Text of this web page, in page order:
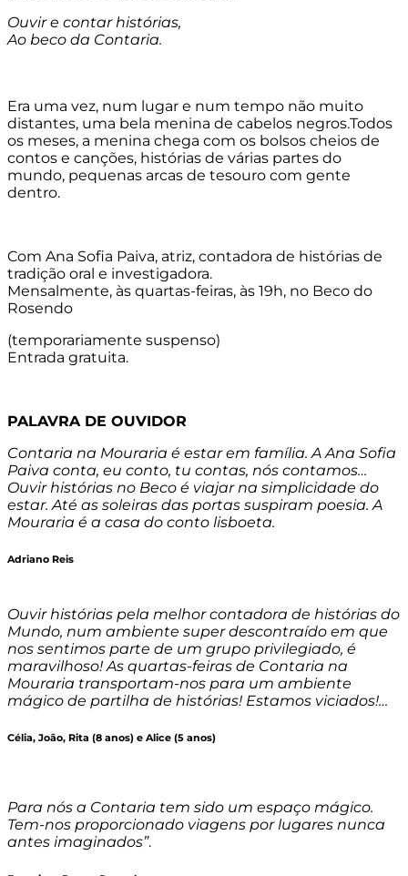
Ouvir e contar histórias,
Ao beco da Contaria.
Era uma vez, num lugar e num tempo não muito
distantes, uma bela menina de cabelos negros.Todos
os meses, a menina chega com os bolsos cheios de
contos e canções, histórias de várias partes do
mundo, pequenas arcas de tesouro com gente
dentro.
Com Ana Sofia Paiva, atriz, contadora de histórias de
tradição oral e investigadora.
Mensalmente, às quartas-feiras, às 19h, no Beco do
Rosendo
(temporariamente suspenso)
Entrada gratuita.
PALAVRA DE OUVIDOR
Contaria na Mouraria é estar em família. A Ana Sofia
Paiva conta, eu conto, tu contas, nós contamos…
Ouvir histórias no Beco é viajar na simplicidade do
estar. Até as soleiras das portas suspiram poesia. A
Mouraria é a casa do conto lisboeta.
Adriano Reis
Ouvir histórias pela melhor contadora de histórias do
Mundo, num ambiente super descontraído em que
nos sentimos parte de um grupo privilegiado, é
maravilhoso! As quartas-feiras de Contaria na
Mouraria transportam-nos para um ambiente
mágico de partilha de histórias! Estamos viciados!…
Célia, João, Rita (8 anos) e Alice (5 anos)
Para nós a Contaria tem sido um espaço mágico.
Tem-nos proporcionado viagens por lugares nunca
antes imaginados”.